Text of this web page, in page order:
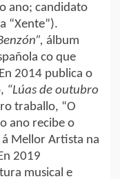
ano; candidato
“Xente”).
álbum
co que
2014 publica o
“Lúas de outubro
traballo, “O
ano recibe o
Mellor Artista na
2019
musical e